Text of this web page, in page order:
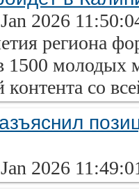
2026
региона
1500 молодых
контента со
2026